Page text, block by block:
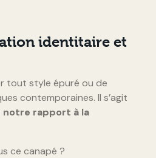
identitaire et
tout style épuré ou de
contemporaines. Il s’agit
rapport à la
ce canapé ?